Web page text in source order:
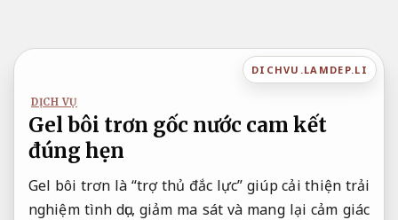
nội
DICHVU.LAMDEP.LI
DỊCH VỤ
Gel bôi trơn gốc nước cam kết
đúng hẹn
Gel bôi trơn là “trợ thủ đắc lực” giúp cải thiện trải
nghiệm tình dục, giảm ma sát và mang lại cảm giác